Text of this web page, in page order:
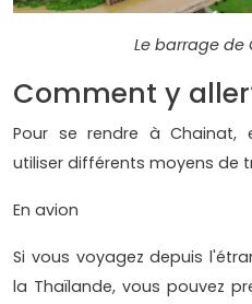
Le barrage de
Comment y
Pour se rendre à Chainat,
utiliser différents moyens de
En avion
Si vous voyagez depuis
la Thaïlande, vous pouvez